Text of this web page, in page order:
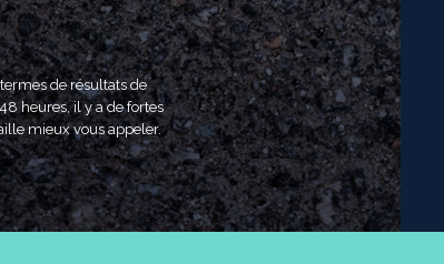
de résultats de
heures, il y a de fortes
mieux vous appeler.